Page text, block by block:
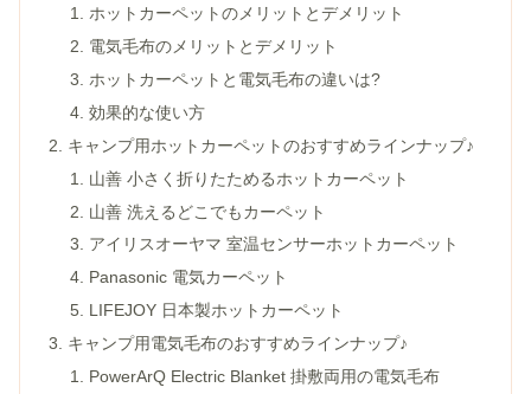
ホットカーペットのメリットとデメリット
電気毛布のメリットとデメリット
ホットカーペットと電気毛布の違いは?
効果的な使い方
キャンプ用ホットカーペットのおすすめラインナップ♪
山善 小さく折りたためるホットカーペット
山善 洗えるどこでもカーペット
アイリスオーヤマ 室温センサーホットカーペット
Panasonic 電気カーペット
LIFEJOY 日本製ホットカーペット
キャンプ用電気毛布のおすすめラインナップ♪
PowerArQ Electric Blanket 掛敷両用の電気毛布